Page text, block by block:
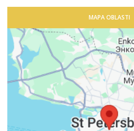
MAPA OBLASTI